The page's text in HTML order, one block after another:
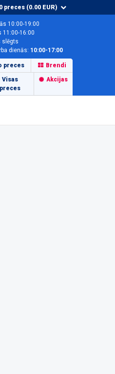
0 preces (0.00 EUR)
10:00-19:00
11:00-16:00
slēgts
dienās: 10:00-17:00
preces Brendi
Visas
preces
Akcijas